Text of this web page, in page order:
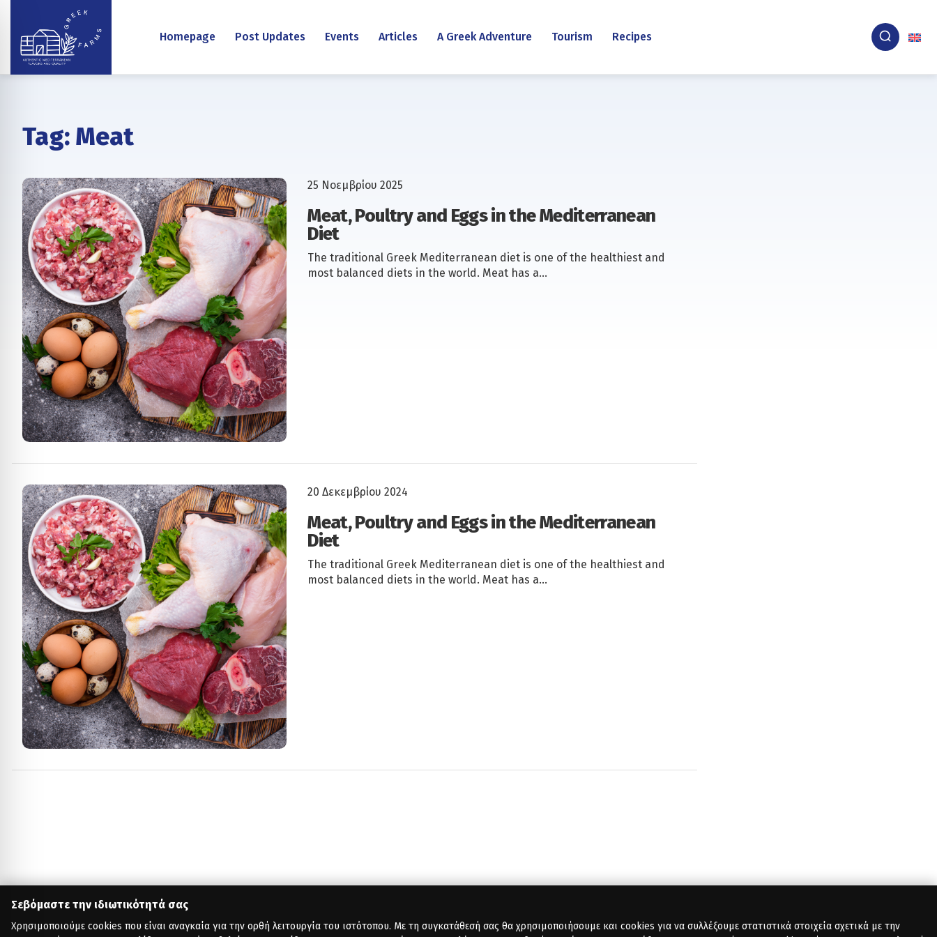
Σεβόμαστε την ιδιωτικότητά σας
Χρησιμοποιούμε cookies που είναι αναγκαία για την ορθή λειτουργία του ιστότοπου. Με τη συγκατάθεσή σας θα χρησιμοποιήσουμε και cookies για να συλλέξουμε στατιστικά στοιχεία σχετικά με την
Homepage Post Updates Events Articles A Greek Adventure Tourism Recipes
Tag: Meat
25 Νοεμβρίου 2025
Meat, Poultry and Eggs in the Mediterranean
Diet
The traditional Greek Mediterranean diet is one of the healthiest and
most balanced diets in the world. Meat has a…
20 Δεκεμβρίου 2024
Meat, Poultry and Eggs in the Mediterranean
Diet
The traditional Greek Mediterranean diet is one of the healthiest and
most balanced diets in the world. Meat has a…